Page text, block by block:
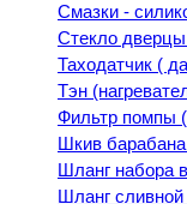
Смазки -
Стекло
Таходатчик (
Тэн
Фильтр помпы
Шкив
Шланг набора
Шланг